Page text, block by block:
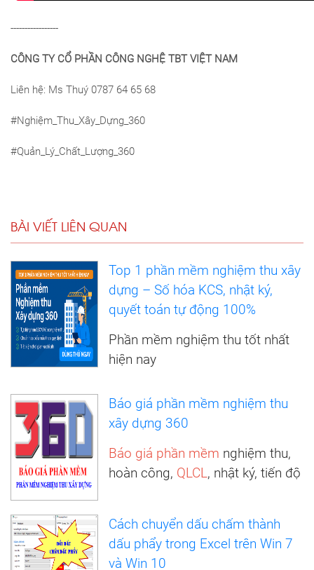
-----------------
CÔNG TY CỔ PHẦN CÔNG NGHỆ TBT VIỆT NAM
Liên hệ: Ms Thuý 0787 64 65 68
#Nghiệm_Thu_Xây_Dựng_360
#Quản_Lý_Chất_Lượng_360
BÀI VIẾT LIÊN QUAN
Top 1 phần mềm nghiệm thu xây
dựng – Số hóa KCS, nhật ký,
quyết toán tự động 100%
Phần mềm nghiệm thu tốt nhất
hiện nay
Báo giá phần mềm nghiệm thu
xây dựng 360
Báo giá phần mềm nghiệm thu,
hoàn công, QLCL, nhật ký, tiến độ
Cách chuyển dấu chấm thành
dấu phẩy trong Excel trên Win 7
và Win 10